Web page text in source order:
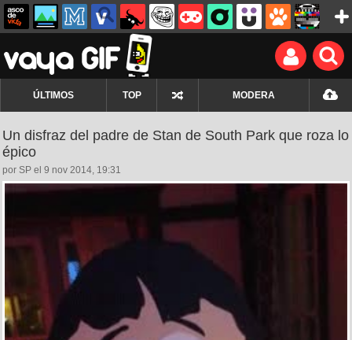
ÚLTIMOS TOP MODERA
Un disfraz del padre de Stan de South Park que roza lo
épico
por SP el 9 nov 2014, 19:31